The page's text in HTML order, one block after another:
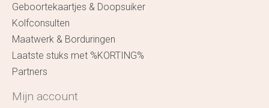
Geboortekaartjes & Doopsuiker
Kolfconsulten
Maatwerk & Borduringen
Laatste stuks met %KORTING%
Partners
Mijn account